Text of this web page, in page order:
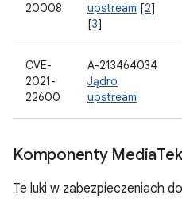
20008
upstream [2]
[3]
CVE-
2021-
22600
A-213464034
Jądro
upstream
Komponenty MediaTek
Te luki w zabezpieczeniach